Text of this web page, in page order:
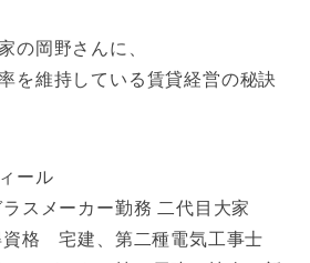
の岡野さんに、
を維持している賃貸経営の秘訣
ール
スメーカー勤務 二代目大家
資格 宅建、第二種電気工事士